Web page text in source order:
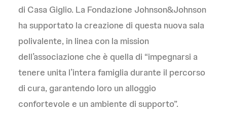
di Casa Giglio. La Fondazione Johnson&Johnson
ha supportato la creazione di questa nuova sala
polivalente, in linea con la mission
dell’associazione che è quella di “impegnarsi a
tenere unita l’intera famiglia durante il percorso
di cura, garantendo loro un alloggio
confortevole e un ambiente di supporto”.